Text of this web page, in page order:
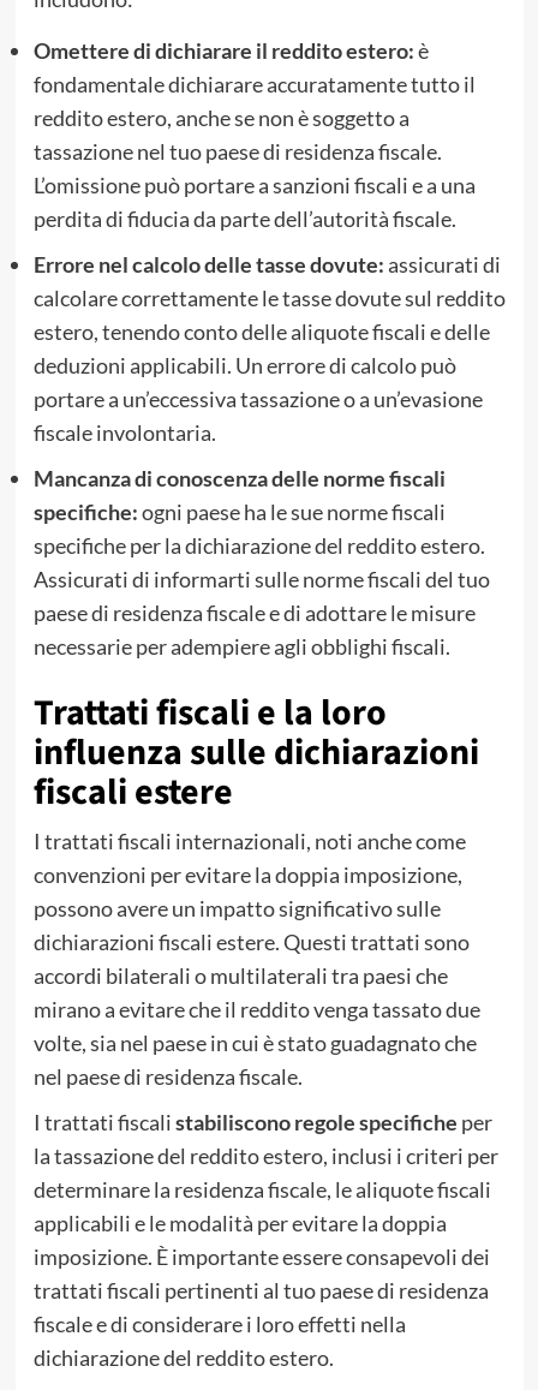
Omettere di dichiarare il reddito estero:è
fondamentale dichiarare accuratamente tutto il
reddito estero, anche se non è soggetto a
tassazione nel tuo paese di residenza fiscale.
L’omissione può portare a sanzioni fiscali e a una
perdita di fiducia da parte dell’autorità fiscale.
Errore nel calcolo delle tasse dovute:assicurati di
calcolare correttamente le tasse dovute sul reddito
estero, tenendo conto delle aliquote fiscali e delle
deduzioni applicabili. Un errore di calcolo può
portare a un’eccessiva tassazione o a un’evasione
fiscale involontaria.
Mancanza di conoscenza delle norme fiscali
specifiche:ogni paese ha le sue norme fiscali
specifiche per la dichiarazione del reddito estero.
Assicurati di informarti sulle norme fiscali del tuo
paese di residenza fiscale e di adottare le misure
necessarie per adempiere agli obblighi fiscali.
Trattati fiscali e la loro
influenza sulle dichiarazioni
fiscali estere
I trattati fiscali internazionali, noti anche come
convenzioni per evitare la doppia imposizione,
possono avere un impatto significativo sulle
dichiarazioni fiscali estere. Questi trattati sono
accordi bilaterali o multilaterali tra paesi che
mirano a evitare che il reddito venga tassato due
volte, sia nel paese in cui è stato guadagnato che
nel paese di residenza fiscale.
I trattati fiscalistabiliscono regole specifiche per
la tassazione del reddito estero, inclusi i criteri per
determinare la residenza fiscale, le aliquote fiscali
applicabili e le modalità per evitare la doppia
imposizione. È importante essere consapevoli dei
trattati fiscali pertinenti al tuo paese di residenza
fiscale e di considerare i loro effetti nella
dichiarazione del reddito estero.